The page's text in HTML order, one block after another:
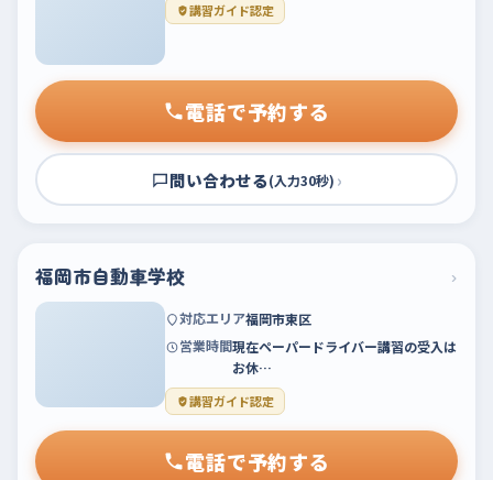
講習ガイド認定
電話で予約する
問い合わせる(入力30秒) ›
福岡市自動車学校 ›
対応エリア福岡市東区
営業時間現在ペーパードライバー講習の受入は
お休…
講習ガイド認定
電話で予約する